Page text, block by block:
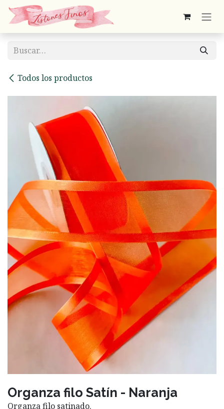
Ir al contenido
Todos los productos
Organza filo Satín - Naranja
Organza filo satinado.